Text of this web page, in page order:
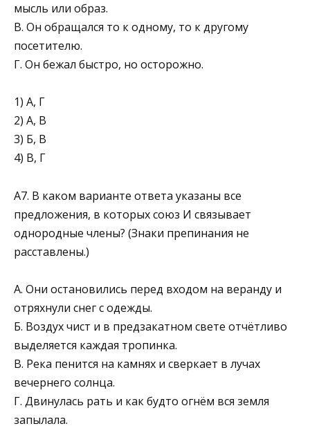
мысль или образ.
В. Он обращался то к одному, то к другому
посетителю.
Г. Он бежал быстро, но осторожно.
1) А, Г
2) А, В
3) Б, В
4) В, Г
А7. В каком варианте ответа указаны все
предложения, в которых союз И связывает
однородные члены? (Знаки препинания не
расставлены.)
А. Они остановились перед входом на веранду и
отрях­нули снег с одежды.
Б. Воздух чист и в предзакатном свете отчётливо
выде­ляется каждая тропинка.
В. Река пенится на камнях и сверкает в лучах
вечернего солнца.
Г. Двинулась рать и как будто огнём вся земля
запы­лала.